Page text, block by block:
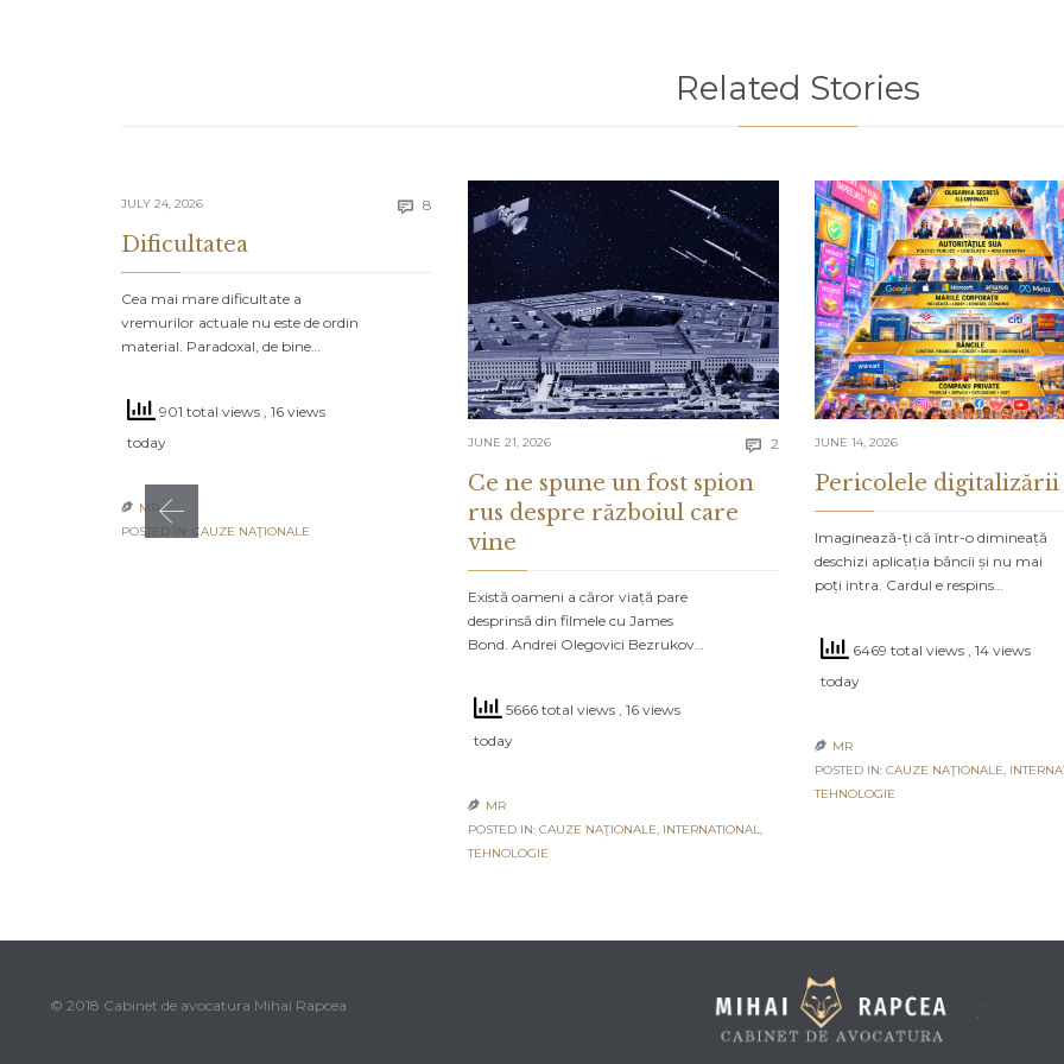
Related Stories
JULY 24, 2026  8 Comments
Dificultatea
Cea mai mare dificultate a
vremurilor actuale nu este de ordin
material. Paradoxal, de bine…
901 total views , 16 views
today
 MR
POSTED IN: CAUZE NAŢIONALE
JUNE 21, 2026  2 Comments
Ce ne spune un fost spion
rus despre războiul care
vine
Există oameni a căror viață pare
desprinsă din filmele cu James
Bond. Andrei Olegovici Bezrukov…
5666 total views , 16 views
today
 MR
POSTED IN: CAUZE NAŢIONALE, INTERNATIONAL,
TEHNOLOGIE
JUNE 14, 2026
Pericolele digitalizării
Imaginează-ți că într-o dimineață
deschizi aplicația băncii și nu mai
poți intra. Cardul e respins…
6469 total views , 14 views
today
 MR
POSTED IN: CAUZE NAŢIONALE,
TEHNOLOGIE
© 2018 Cabinet de avocatura Mihai Rapcea